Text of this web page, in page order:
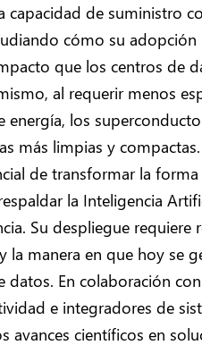
capacidad de suministro
cómo su adopción
que los centros de
al requerir menos
energía, los
más limpias y
de transformar la
la Inteligencia
Su despliegue requiere
la manera en que hoy se
datos. En colaboración
e integradores de
avances científicos en